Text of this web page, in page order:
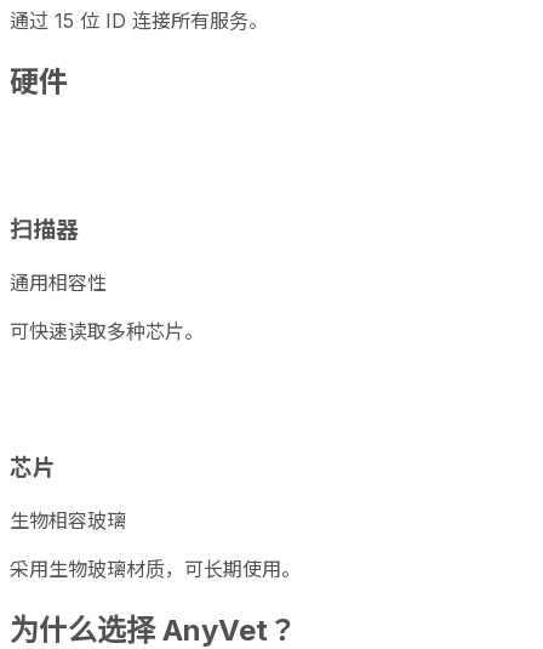
通过 15 位 ID 连接所有服务。
硬件
扫描器
通用相容性
可快速读取多种芯片。
芯片
生物相容玻璃
采用生物玻璃材质，可长期使用。
为什么选择 AnyVet？